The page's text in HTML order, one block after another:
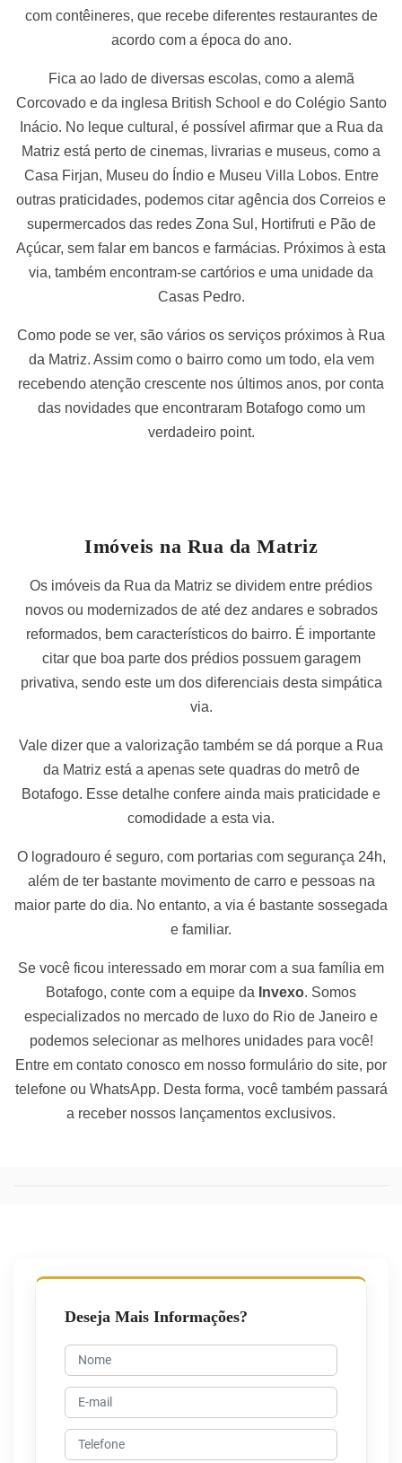
com contêineres, que recebe diferentes restaurantes de
acordo com a época do ano.
Fica ao lado de diversas escolas, como a alemã
Corcovado e da inglesa British School e do Colégio Santo
Inácio. No leque cultural, é possível afirmar que a Rua da
Matriz está perto de cinemas, livrarias e museus, como a
Casa Firjan, Museu do Índio e Museu Villa Lobos. Entre
outras praticidades, podemos citar agência dos Correios e
supermercados das redes Zona Sul, Hortifruti e Pão de
Açúcar, sem falar em bancos e farmácias. Próximos à esta
via, também encontram-se cartórios e uma unidade da
Casas Pedro.
Como pode se ver, são vários os serviços próximos à Rua
da Matriz. Assim como o bairro como um todo, ela vem
recebendo atenção crescente nos últimos anos, por conta
das novidades que encontraram Botafogo como um
verdadeiro point.
Imóveis na Rua da Matriz
Os imóveis da Rua da Matriz se dividem entre prédios
novos ou modernizados de até dez andares e sobrados
reformados, bem característicos do bairro. É importante
citar que boa parte dos prédios possuem garagem
privativa, sendo este um dos diferenciais desta simpática
via.
Vale dizer que a valorização também se dá porque a Rua
da Matriz está a apenas sete quadras do metrô de
Botafogo. Esse detalhe confere ainda mais praticidade e
comodidade a esta via.
O logradouro é seguro, com portarias com segurança 24h,
além de ter bastante movimento de carro e pessoas na
maior parte do dia. No entanto, a via é bastante sossegada
e familiar.
Se você ficou interessado em morar com a sua família em
Botafogo, conte com a equipe da Invexo. Somos
especializados no mercado de luxo do Rio de Janeiro e
podemos selecionar as melhores unidades para você!
Entre em contato conosco em nosso formulário do site, por
telefone ou WhatsApp. Desta forma, você também passará
a receber nossos lançamentos exclusivos.
Deseja Mais Informações?